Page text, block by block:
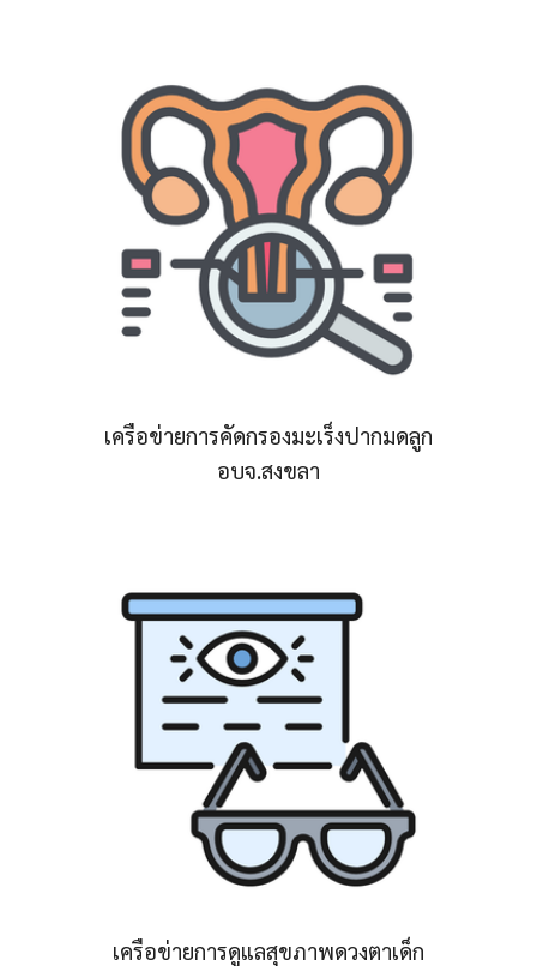
เครือข่ายการคัดกรองมะเร็งปากมดลูก
อบจ.สงขลา
เครือข่ายการดูแลสุขภาพดวงตาเด็ก